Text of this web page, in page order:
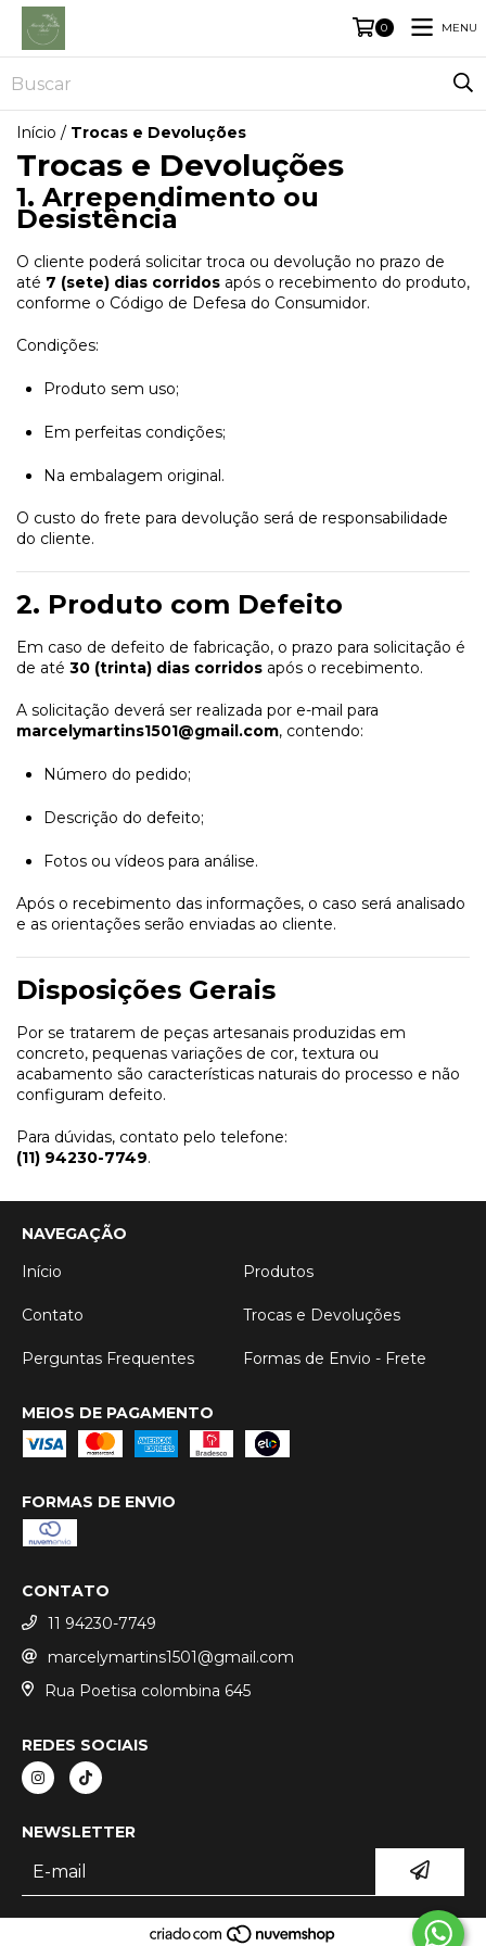
0 MENU
Início / Trocas e Devoluções
Trocas e Devoluções
1. Arrependimento ou
Desistência
O cliente poderá solicitar troca ou devolução no prazo de
até 7 (sete) dias corridos após o recebimento do produto,
conforme o Código de Defesa do Consumidor.
Condições:
Produto sem uso;
Em perfeitas condições;
Na embalagem original.
O custo do frete para devolução será de responsabilidade
do cliente.
2. Produto com Defeito
Em caso de defeito de fabricação, o prazo para solicitação é
de até 30 (trinta) dias corridos após o recebimento.
A solicitação deverá ser realizada por e-mail para
marcelymartins1501@gmail.com, contendo:
Número do pedido;
Descrição do defeito;
Fotos ou vídeos para análise.
Após o recebimento das informações, o caso será analisado
e as orientações serão enviadas ao cliente.
Disposições Gerais
Por se tratarem de peças artesanais produzidas em
concreto, pequenas variações de cor, textura ou
acabamento são características naturais do processo e não
configuram defeito.
Para dúvidas, contato pelo telefone:
(11) 94230-7749.
NAVEGAÇÃO
Início
Produtos
Contato Trocas e Devoluções
Perguntas Frequentes Formas de Envio - Frete
MEIOS DE PAGAMENTO
FORMAS DE ENVIO
CONTATO
11 94230-7749
marcelymartins1501@gmail.com
Rua Poetisa colombina 645
REDES SOCIAIS
NEWSLETTER